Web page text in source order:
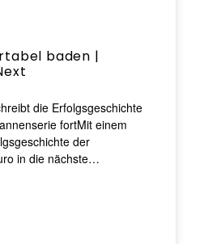
baden |
die Erfolgsgeschichte
fortMit einem
der
in die nächste…